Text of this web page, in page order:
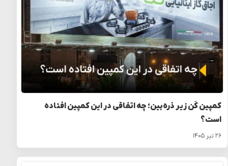
کمپین کَن زیر ذره‌بین؛ چه اتفاقی در این کمپین افتاده
است؟
۲۶ تیر ۱۴۰۵